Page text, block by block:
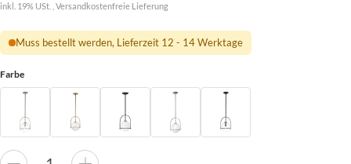
inkl. 19% USt. , Versandkostenfreie Lieferung
Muss bestellt werden, Lieferzeit 12 - 14 Werktage
Farbe